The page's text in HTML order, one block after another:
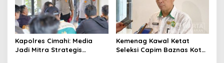
Kapolres Cimahi: Media
Jadi Mitra Strategis
Kemenag Kawal Ketat
Seleksi Capim Baznas Kota